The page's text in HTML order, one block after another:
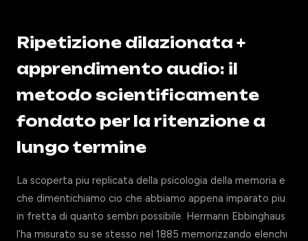
Ripetizione dilazionata +
apprendimento audio: il
metodo scientificamente
fondato per la ritenzione a
lungo termine
La scoperta piu replicata della psicologia della memoria e
che dimentichiamo cio che abbiamo appena imparato piu
in fretta di quanto sembri possibile. Hermann Ebbinghaus
l’ha misurato su se stesso nel 1885 memorizzando elenchi